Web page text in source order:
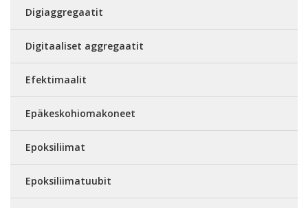
Digiaggregaatit
Digitaaliset aggregaatit
Efektimaalit
Epäkeskohiomakoneet
Epoksiliimat
Epoksiliimatuubit